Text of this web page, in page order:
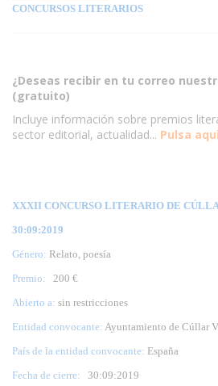
CONCURSOS LITERARIOS
¿Deseas recibir en tu correo
(gratuito)
Incluye información sobre premios
sector editorial, actualidad... Pulsa aqui
XXXII CONCURSO LITERARIO DE
30:09:2019
Género: Relato, poesía
Premio:
200 €
Abierto a: sin restricciones
Entidad convocante: Ayuntamiento de Cúllar
País de la entidad convocante: España
Fecha de cierre: 30:09:2019